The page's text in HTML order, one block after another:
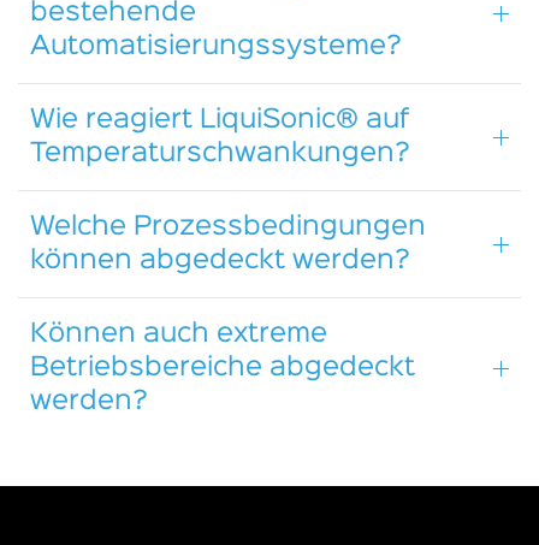
bestehende
Automatisierungssysteme?
Wie reagiert LiquiSonic® auf
Temperaturschwankungen?
Welche Prozessbedingungen
können abgedeckt werden?
Können auch extreme
Betriebsbereiche abgedeckt
werden?